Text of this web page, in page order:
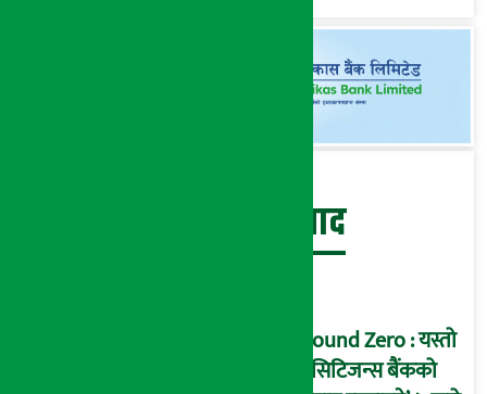
बेथिति मुर्दाबाद
Ground Zero : यस्तो
छ सिटिजन्स बैंकको